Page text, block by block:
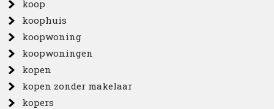
koop
koophuis
koopwoning
koopwoningen
kopen
kopen zonder makelaar
kopers